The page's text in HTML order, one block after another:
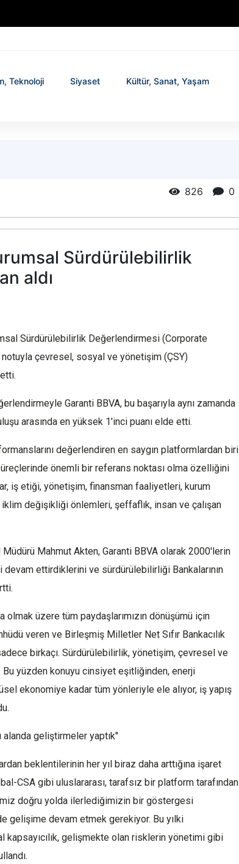
Teknoloji Siyaset Kültür, Sanat, Yaşam
826 0
Sürdürülebilirlik
aldı
Sürdürülebilirlik Değerlendirmesi (Corporate
çevresel, sosyal ve yönetişim (ÇSY)
Garanti BBVA, bu başarıyla aynı zamanda
arasında en yüksek 1'inci puanı elde etti.
değerlendiren en saygın platformlardan biri
önemli bir referans noktası olma özelliğini
iş etiği, yönetişim, finansman faaliyetleri, kurum
değişikliği önlemleri, şeffaflık, insan ve çalışan
Mahmut Akten, Garanti BBVA olarak 2000'lerin
ettirdiklerini ve sürdürülebilirliği Bankalarının
üzere tüm paydaşlarımızın dönüşümü için
veren ve Birleşmiş Milletler Net Sıfır Bankacılık
birkaçı. Sürdürülebilirlik, yönetişim, çevresel ve
Bu yüzden konuyu cinsiyet eşitliğinden, enerji
ekonomiye kadar tüm yönleriyle ele alıyor, iş yapış
geliştirmeler yaptık"
beklentilerinin her yıl biraz daha arttığına işaret
CSA gibi uluslararası, tarafsız bir platform tarafından
doğru yolda ilerlediğimizin bir göstergesi
gelişime devam etmek gerekiyor. Bu yılki
gelişmekte olan risklerin yönetimi gibi